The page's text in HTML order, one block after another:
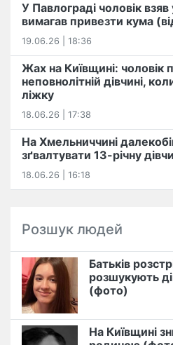
У Павлограді чоловік
вимагав привезти кума
19.06.26 | 18:36
Жах на Київщині: чоловік
неповнолітній дівчині,
ліжку
18.06.26 | 17:38
На Хмельниччині
зґвалтувати 13-річну
18.06.26 | 16:18
Розшук людей
Батьків
розшукують
(фото)
На Київщині